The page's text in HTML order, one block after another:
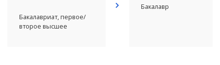
Бакалавриат, первое/
второе высшее
Бакалавр